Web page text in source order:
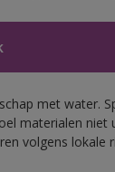
met water.
materialen niet
volgens lokale